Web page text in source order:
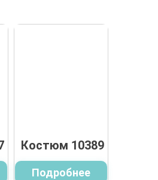
Костюм 10389
Подробнее